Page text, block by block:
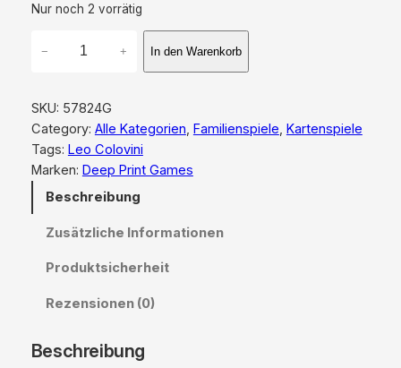
Nur noch 2 vorrätig
r
i
n
g
2
− + In den Warenkorb
SKU: 57824G
Category: Alle Kategorien, Familienspiele, Kartenspiele
Tags: Leo Colovini
Marken: Deep Print Games
Beschreibung
Zusätzliche Informationen
Produktsicherheit
Rezensionen (0)
Beschreibung